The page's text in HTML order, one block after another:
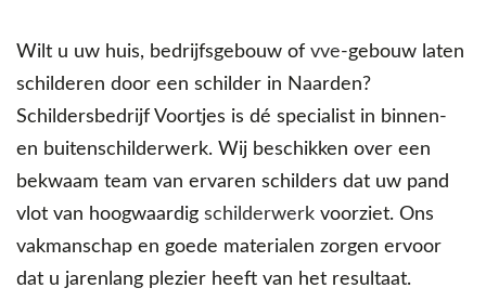
Wilt u uw huis, bedrijfsgebouw of vve-gebouw laten
schilderen door een schilder in Naarden?
Schildersbedrijf Voortjes is dé specialist in binnen-
en buitenschilderwerk. Wij beschikken over een
bekwaam team van ervaren schilders dat uw pand
vlot van hoogwaardig schilderwerk voorziet. Ons
vakmanschap en goede materialen zorgen ervoor
dat u jarenlang plezier heeft van het resultaat.